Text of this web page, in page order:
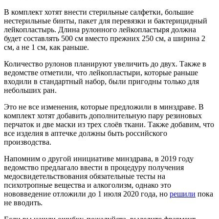
В комплект хотят внести стерильные салфетки, большие
нестерильные бинты, пакет для перевязки и бактерицидный
лейкопластырь. Длина рулонного лейкопластыря должна
будет составлять 500 см вместо прежних 250 см, а ширина 2
см, а не 1 см, как раньше.
Количество рулонов планируют увеличить до двух. Также в
ведомстве отметили, что лейкопластыри, которые раньше
входили в стандартный набор, были пригодны только для
небольших ран.
Это не все изменения, которые предложили в минздраве. В
комплект хотят добавить дополнительную пару резиновых
перчаток и две маски из трех слоёв ткани. Также добавим, что
все изделия в аптечке должны быть российского
производства.
Напомним о другой инициативе минздрава, в 2019 году
ведомство предлагало ввести в процедуру получения
медосвидетельствования обязательные тесты на
психотропные вещества и алкоголизм, однако это
нововведение отложили до 1 июля 2020 года, но решили пока
не вводить.